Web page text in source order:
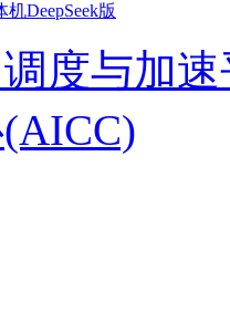
DeepSeek版
度与加